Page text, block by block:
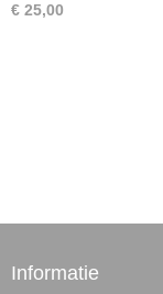
€ 25,00
Informatie